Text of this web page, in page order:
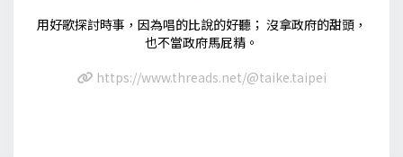
用好歌探討時事，因為唱的比說的好聽； 沒拿政府的甜頭，
也不當政府馬屁精。
https://www.threads.net/@taike.taipei